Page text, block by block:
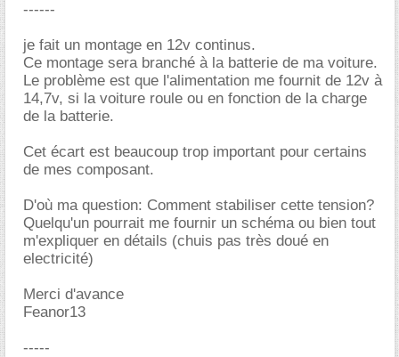
------
je fait un montage en 12v continus.
Ce montage sera branché à la batterie de ma voiture.
Le problème est que l'alimentation me fournit de 12v à
14,7v, si la voiture roule ou en fonction de la charge
de la batterie.
Cet écart est beaucoup trop important pour certains
de mes composant.
D'où ma question: Comment stabiliser cette tension?
Quelqu'un pourrait me fournir un schéma ou bien tout
m'expliquer en détails (chuis pas très doué en
electricité)
Merci d'avance
Feanor13
-----